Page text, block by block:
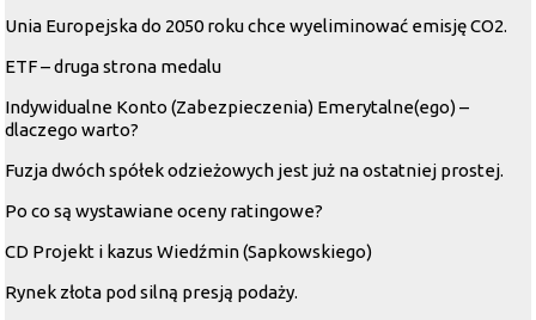
Unia Europejska do 2050 roku chce wyeliminować emisję CO2.
ETF – druga strona medalu
Indywidualne Konto (Zabezpieczenia) Emerytalne(ego) –
dlaczego warto?
Fuzja dwóch spółek odzieżowych jest już na ostatniej prostej.
Po co są wystawiane oceny ratingowe?
CD Projekt i kazus Wiedźmin (Sapkowskiego)
Rynek złota pod silną presją podaży.